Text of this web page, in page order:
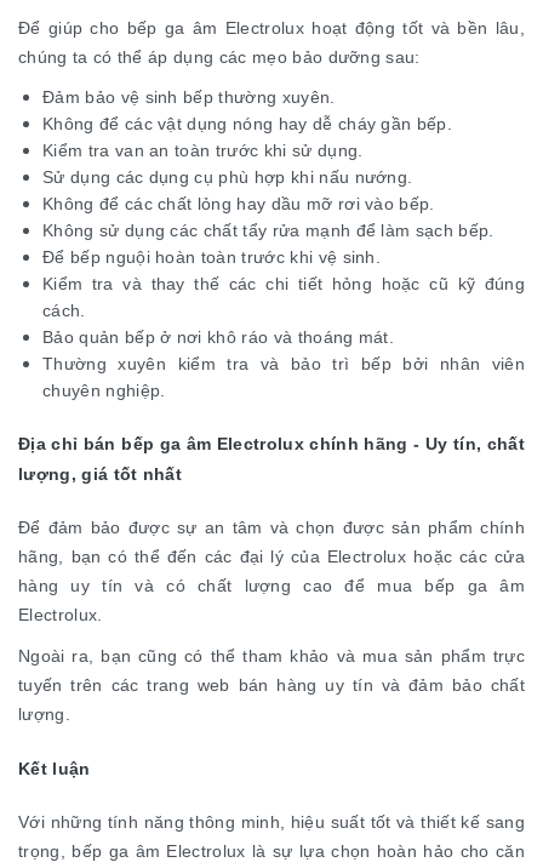
Để giúp cho bếp ga âm Electrolux hoạt động tốt và bền lâu,
chúng ta có thể áp dụng các mẹo bảo dưỡng sau:
Đảm bảo vệ sinh bếp thường xuyên.
Không để các vật dụng nóng hay dễ cháy gần bếp.
Kiểm tra van an toàn trước khi sử dụng.
Sử dụng các dụng cụ phù hợp khi nấu nướng.
Không để các chất lỏng hay dầu mỡ rơi vào bếp.
Không sử dụng các chất tẩy rửa mạnh để làm sạch bếp.
Để bếp nguội hoàn toàn trước khi vệ sinh.
Kiểm tra và thay thế các chi tiết hỏng hoặc cũ kỹ đúng
cách.
Bảo quản bếp ở nơi khô ráo và thoáng mát.
Thường xuyên kiểm tra và bảo trì bếp bởi nhân viên
chuyên nghiệp.
Địa chỉ bán bếp ga âm Electrolux chính hãng - Uy tín, chất
lượng, giá tốt nhất
Để đảm bảo được sự an tâm và chọn được sản phẩm chính
hãng, bạn có thể đến các đại lý của Electrolux hoặc các cửa
hàng uy tín và có chất lượng cao để mua bếp ga âm
Electrolux.
Ngoài ra, bạn cũng có thể tham khảo và mua sản phẩm trực
tuyến trên các trang web bán hàng uy tín và đảm bảo chất
lượng.
Kết luận
Với những tính năng thông minh, hiệu suất tốt và thiết kế sang
trọng, bếp ga âm Electrolux là sự lựa chọn hoàn hảo cho căn